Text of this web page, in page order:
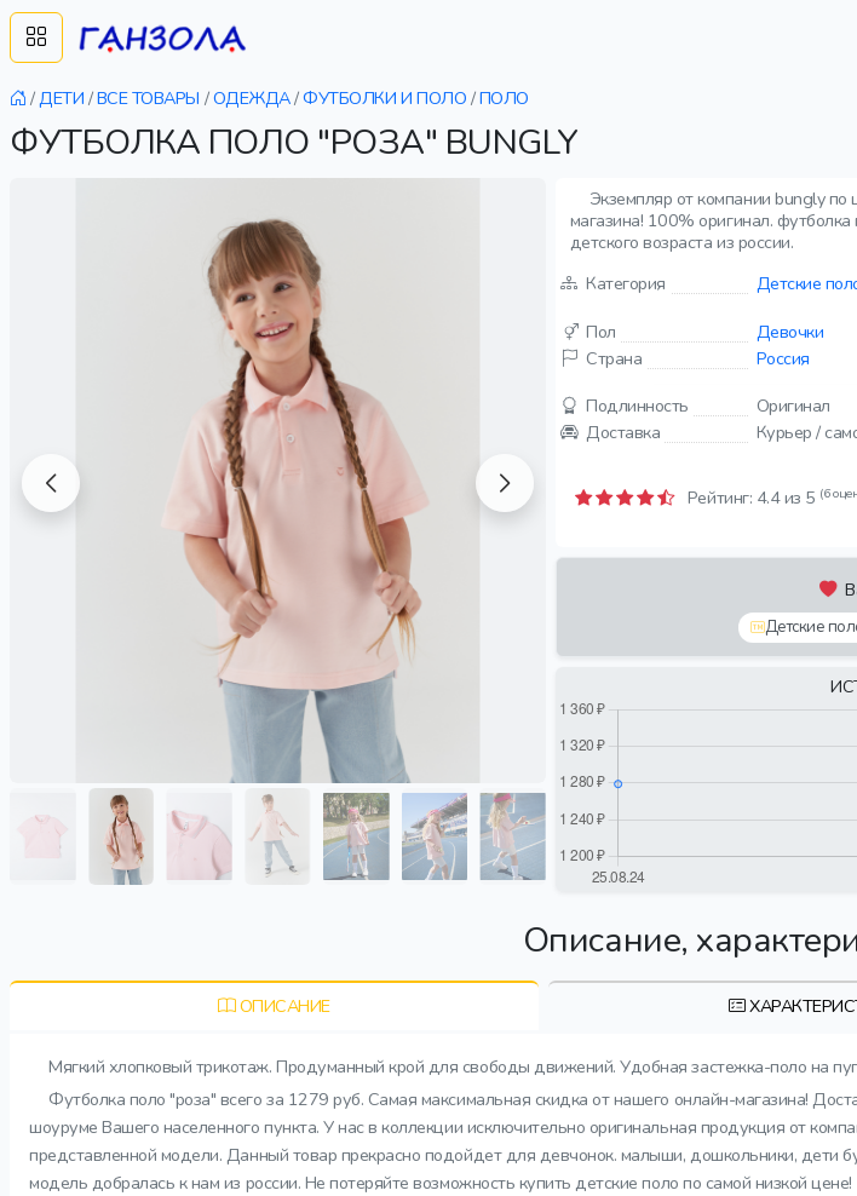
/ДЕТИ /ВСЕ ТОВАРЫ /ОДЕЖДА/ФУТБОЛКИ И ПОЛО /ПОЛО
ФУТБОЛКА ПОЛО "РОЗА" BUNGLY
Экземпляр от компании bungly
магазина! 100% оригинал.
детского возраста из россии.
Категория
Детские
Пол
Девочки
Страна
Россия
Подлинность
Оригинал
Доставка
Курьер /
Рейтинг: 4.4из 5 (6
Детские
Описание,
ОПИСАНИЕ
Мягкий хлопковый трикотаж. Продуманный крой для свободы движений. Удобная застежка-поло на
Футболка поло "роза" всего за 1279 руб. Самая максимальная скидка от нашего онлайн-магазина!
шоуруме Вашего населенного пункта. У нас в коллекции исключительно оригинальная продукция от
представленной модели. Данный товар прекрасно подойдет для девчонок. малыши, дошкольники, дети
модель добралась к нам из россии. Не потеряйте возможность купить детские поло по самой низкой цене!